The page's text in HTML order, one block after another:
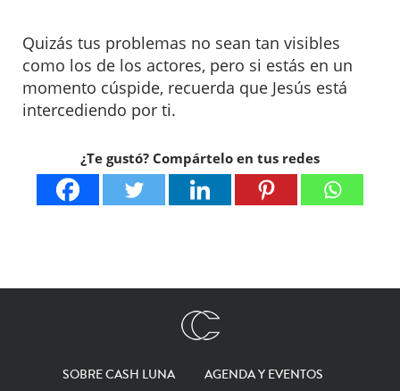
Quizás tus problemas no sean tan visibles
como los de los actores, pero si estás en un
momento cúspide, recuerda que Jesús está
intercediendo por ti.
¿Te gustó? Compártelo en tus redes
SOBRE CASH LUNA AGENDA Y EVENTOS